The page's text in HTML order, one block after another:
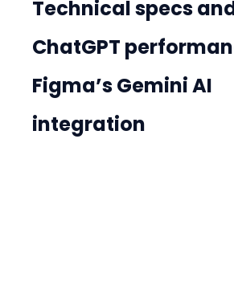
Technical specs
ChatGPT
Figma’s Gemini AI
integration